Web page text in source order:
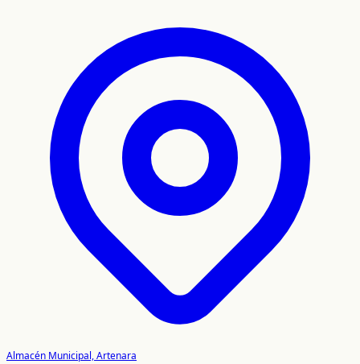
Almacén Municipal, Artenara